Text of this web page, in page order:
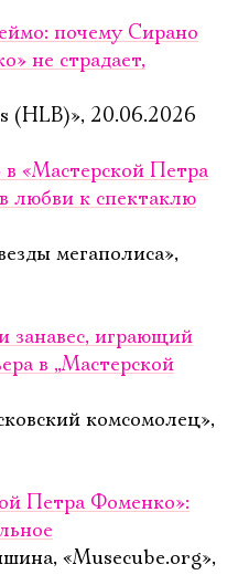
почему Сирано
не страдает,
(HLB)», 20.06.2026
«Мастерской Петра
любви к спектаклю
мегаполиса»,
занавес, играющий
в „Мастерской
комсомолец»,
Петра Фоменко»:
«Musecube.org»,